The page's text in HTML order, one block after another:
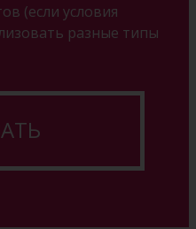
(если условия
разные типы